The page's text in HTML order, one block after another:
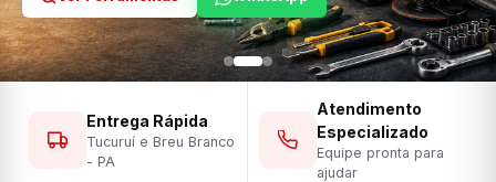
Entrega Rápida
Tucuruí e Breu Branco
- PA
Atendimento
Especializado
Equipe pronta para
ajudar